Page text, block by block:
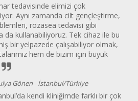
tedavisinde elimizi çok
Aynı zamanda cilt gençleştirme,
rozasea tedavisi gibi
da kullanabiliyoruz. Tek cihaz ile bu
bir yelpazede çalışabiliyor olmak,
hem de bizim için büyük
Gönen -İstanbul/Türkiye
kendi kliniğimde farklı bir çok